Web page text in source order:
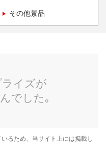
その他景品